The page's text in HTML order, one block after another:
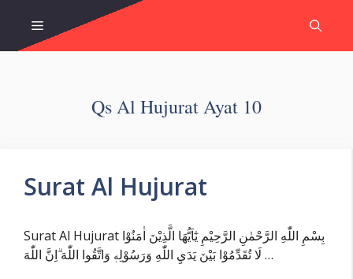
content
Menu
Qs Al Hujurat Ayat 10
Surat Al Hujurat
Surat Al Hujurat بِسْمِ اللّٰهِ الرَّحْمٰنِ الرَّحِيْمِ يٰٓاَيُّهَا الَّذِيْنَ اٰمَنُوْا
لَا تُقَدِّمُوْا بَيْنَ يَدَيِ اللّٰهِ وَرَسُوْلِهٖ وَاتَّقُوا اللّٰهَ ۗاِنَّ اللّٰهَ …